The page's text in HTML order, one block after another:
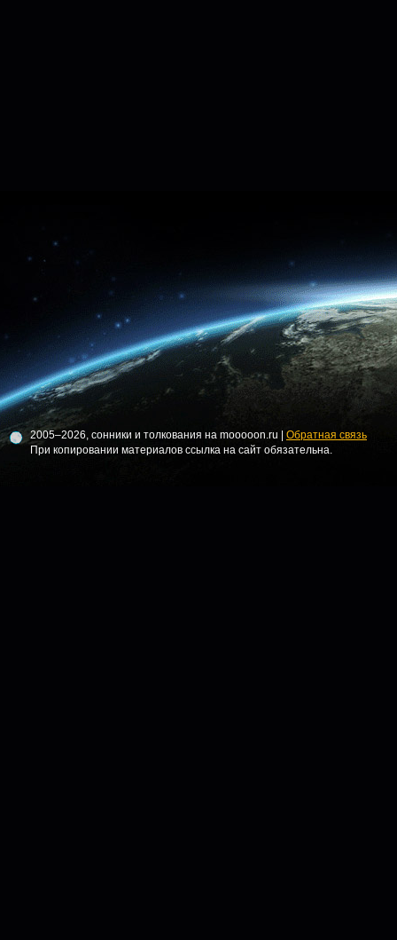
2005–2026, сонники и толкования на mooooon.ru | Обратная связь
При копировании материалов ссылка на сайт обязательна.